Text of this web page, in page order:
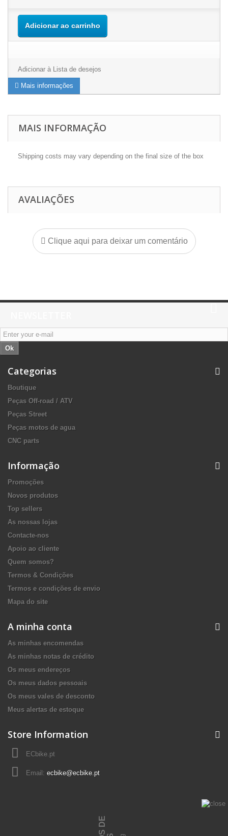
Adicionar ao carrinho
Adicionar à Lista de desejos
Mais informações
MAIS INFORMAÇÃO
Shipping costs may vary depending on the final size of the box
AVALIAÇÕES
Clique aqui para deixar um comentário
Ok
Categorias
Boutique
Peças Off-road / ATV
Peças Street
Peças motos de agua
CNC parts
Informação
Promoções
Novos produtos
Top sellers
As nossas lojas
Contacte-nos
Apoio ao cliente
Quem somos?
Termos & Condições
Termos e condições de envio
Mapa do site
A minha conta
As minhas encomendas
As minhas notas de crédito
Os meus endereços
Os meus dados pessoais
Os meus vales de desconto
Meus alertas de estoque
Store Information
ECbike.pt
Email: ecbike@ecbike.pt